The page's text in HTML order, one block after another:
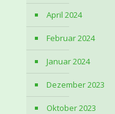
April 2024
Februar 2024
Januar 2024
Dezember 2023
Oktober 2023